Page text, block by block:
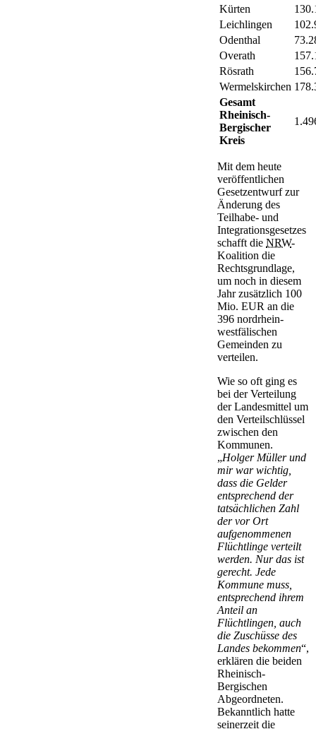
Kürten
Leichlingen
Odenthal
Overath
Rösrath
Wermelskirchen
Gesamt
Rheinisch-
Bergischer
Kreis
Mit dem heute
veröffentlichen
Gesetzentwurf zur
Änderung des
Teilhabe- und
Integrationsgesetzes
schafft die NRW-
Koalition die
Rechtsgrundlage,
um noch in diesem
Jahr zusätzlich 100
Mio. EUR an die
396 nordrhein-
westfälischen
Gemeinden zu
verteilen.
Wie so oft ging es
bei der Verteilung
der Landesmittel um
den Verteilschlüssel
zwischen den
Kommunen.
„Holger Müller und
mir war wichtig,
dass die Gelder
entsprechend der
tatsächlichen Zahl
der vor Ort
aufgenommenen
Flüchtlinge verteilt
werden. Nur das ist
gerecht. Jede
Kommune muss,
entsprechend ihrem
Anteil an
Flüchtlingen, auch
die Zuschüsse des
Landes bekommen“,
erklären die beiden
Rheinisch-
Bergischen
Abgeordneten.
Bekanntlich hatte
seinerzeit die